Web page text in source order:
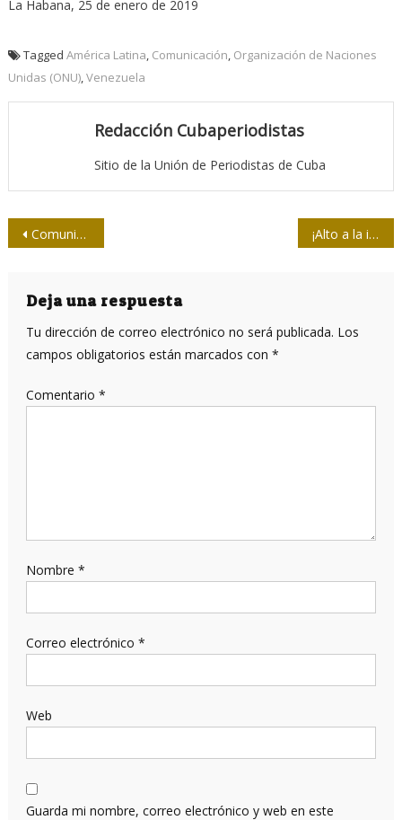
La Habana, 25 de enero de 2019
Tagged América Latina, Comunicación, Organización de Naciones
Unidas (ONU),Venezuela
Redacción Cubaperiodistas
Sitio de la Unión de Periodistas de Cuba
Navegación
entradas
Comunicadores santiagueros recuerdan la vigencia del pensamiento martiano ¡Alto a la intervención en Venezuela!
Deja una respuesta
Tu dirección de correo electrónico no será publicada. Los
campos obligatorios están marcados con *
Comentario *
Nombre *
Correo electrónico *
Web
Guarda mi nombre, correo electrónico y web en este